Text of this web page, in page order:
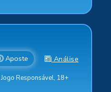
Aposte Análise
Jogo Responsável, 18+